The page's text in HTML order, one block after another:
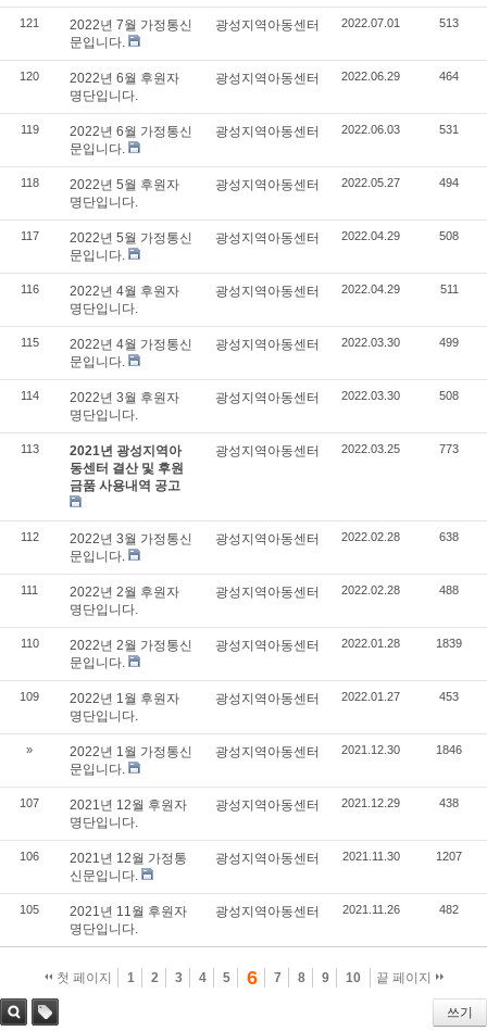
121
2022년 7월 가정통신
문입니다.
광성지역아동센터 2022.07.01 513
120
2022년 6월 후원자
명단입니다.
광성지역아동센터 2022.06.29 464
119
2022년 6월 가정통신
문입니다.
광성지역아동센터 2022.06.03 531
118
2022년 5월 후원자
명단입니다.
광성지역아동센터 2022.05.27 494
117
2022년 5월 가정통신
문입니다.
광성지역아동센터 2022.04.29 508
116
2022년 4월 후원자
명단입니다.
광성지역아동센터 2022.04.29 511
115
2022년 4월 가정통신
문입니다.
광성지역아동센터 2022.03.30 499
114
2022년 3월 후원자
명단입니다.
광성지역아동센터 2022.03.30 508
113
2021년 광성지역아
동센터 결산 및 후원
금품 사용내역 공고
광성지역아동센터 2022.03.25 773
112
2022년 3월 가정통신
문입니다.
광성지역아동센터 2022.02.28 638
111
2022년 2월 후원자
명단입니다.
광성지역아동센터 2022.02.28 488
110
2022년 2월 가정통신
문입니다.
광성지역아동센터 2022.01.28 1839
109
2022년 1월 후원자
명단입니다.
광성지역아동센터 2022.01.27 453
»
2022년 1월 가정통신
문입니다.
광성지역아동센터 2021.12.30 1846
107
2021년 12월 후원자
명단입니다.
광성지역아동센터 2021.12.29 438
106
2021년 12월 가정통
신문입니다.
광성지역아동센터 2021.11.30 1207
105
2021년 11월 후원자
명단입니다.
광성지역아동센터 2021.11.26 482
첫 페이지 1 2 3 4 5 6 7 8 9 10 끝 페이지
쓰기